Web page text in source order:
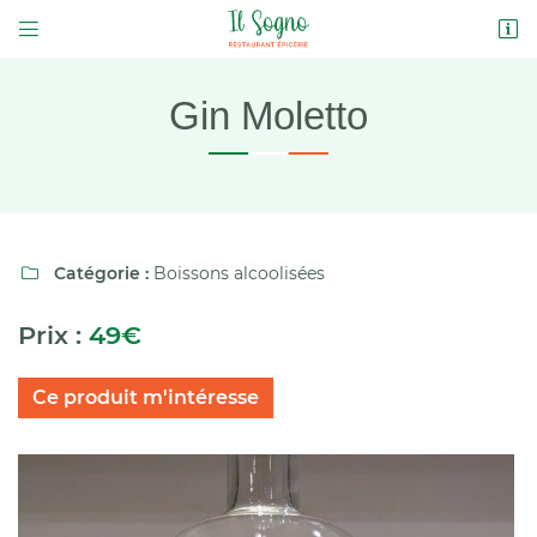
 
En cochant cette case, vous consentez à recevoir nos propositions
Gin Moletto
 Catégorie : Boissons alcoolisées
Prix : 49€
Ce produit m'intéresse